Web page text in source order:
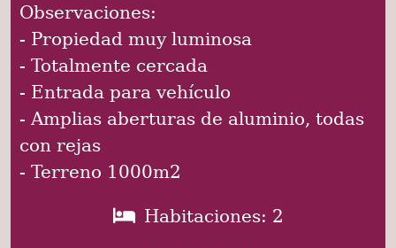
Observaciones:
- Propiedad muy luminosa
- Totalmente cercada
- Entrada para vehículo
- Amplias aberturas de aluminio, todas
con rejas
- Terreno 1000m2
Habitaciones: 2